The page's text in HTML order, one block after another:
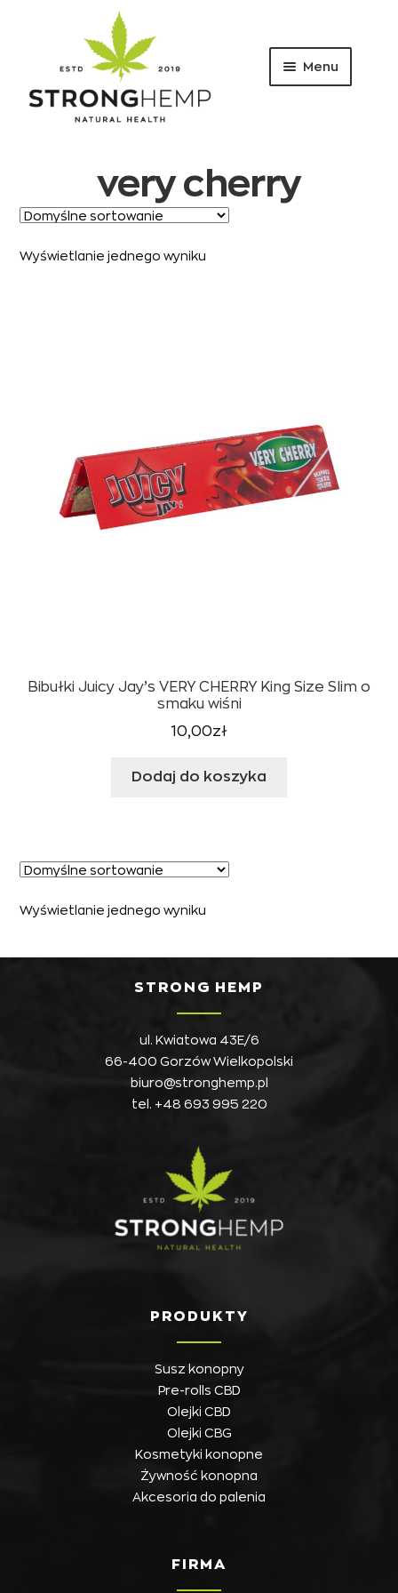
Przejdź
do
nawigacji
Przejdź
do
Menu
very cherry
Wyświetlanie jednego wyniku
Bibułki Juicy Jay’s VERY CHERRY King Size Slim o
smaku wiśni
10,00zł
Dodaj do koszyka
Wyświetlanie jednego wyniku
STRONG HEMP
ul. Kwiatowa 43E/6
66-400 Gorzów Wielkopolski
biuro@stronghemp.pl
tel. +48 693 995 220
PRODUKTY
Susz konopny
Pre-rolls CBD
Olejki CBD
Olejki CBG
Kosmetyki konopne
Żywność konopna
Akcesoria do palenia
FIRMA